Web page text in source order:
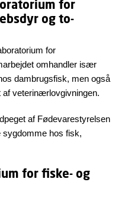
for
og to-
for
omhandler især
dambrugsfisk, men også
veterinærlovgivningen.
af Fødevarestyrelsen
hos fisk,
for fiske- og